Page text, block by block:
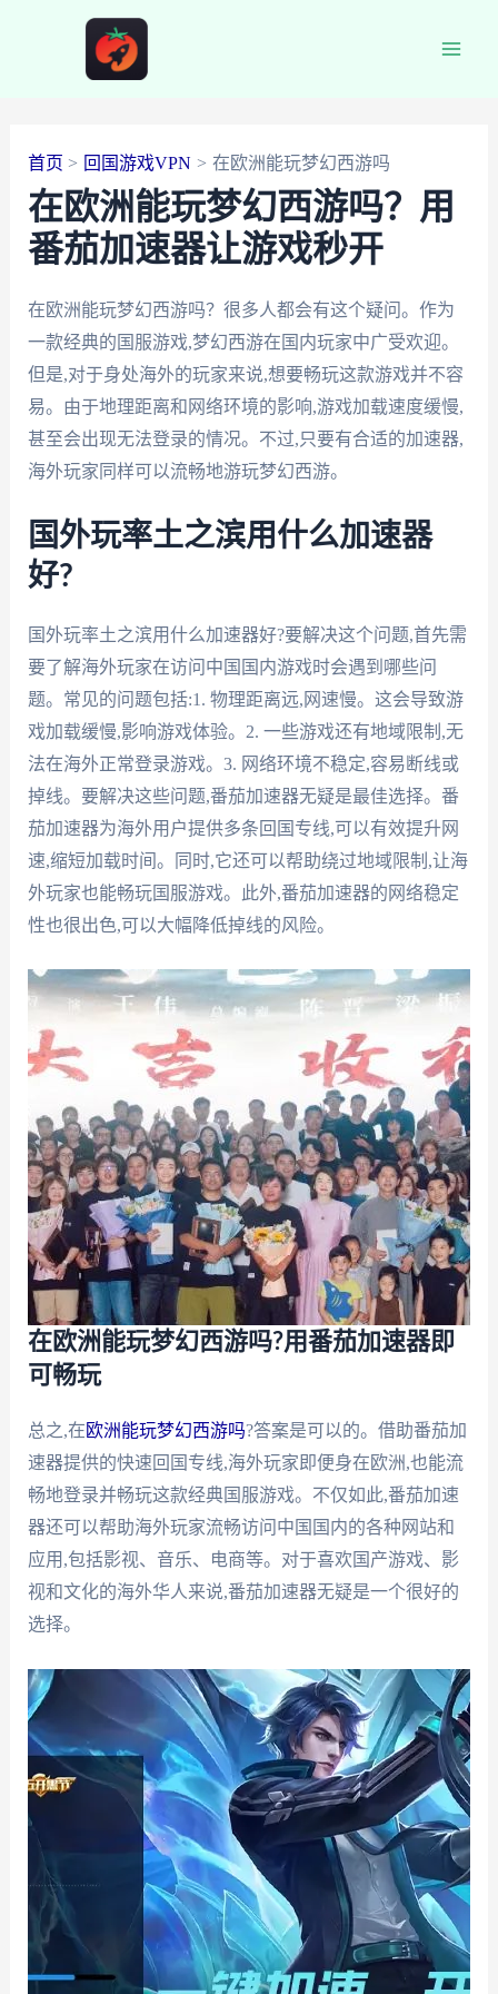
首页 回国游戏VPN 在欧洲能玩梦幻西游吗
在欧洲能玩梦幻西游吗？用
番茄加速器让游戏秒开
在欧洲能玩梦幻西游吗？很多人都会有这个疑问。作为
一款经典的国服游戏,梦幻西游在国内玩家中广受欢迎。
但是,对于身处海外的玩家来说,想要畅玩这款游戏并不容
易。由于地理距离和网络环境的影响,游戏加载速度缓慢,
甚至会出现无法登录的情况。不过,只要有合适的加速器,
海外玩家同样可以流畅地游玩梦幻西游。
国外玩率土之滨用什么加速器
好?
国外玩率土之滨用什么加速器好?要解决这个问题,首先需
要了解海外玩家在访问中国国内游戏时会遇到哪些问
题。常见的问题包括:1. 物理距离远,网速慢。这会导致游
戏加载缓慢,影响游戏体验。2. 一些游戏还有地域限制,无
法在海外正常登录游戏。3. 网络环境不稳定,容易断线或
掉线。要解决这些问题,番茄加速器无疑是最佳选择。番
茄加速器为海外用户提供多条回国专线,可以有效提升网
速,缩短加载时间。同时,它还可以帮助绕过地域限制,让海
外玩家也能畅玩国服游戏。此外,番茄加速器的网络稳定
性也很出色,可以大幅降低掉线的风险。
在欧洲能玩梦幻西游吗?用番茄加速器即
可畅玩
总之,在欧洲能玩梦幻西游吗?答案是可以的。借助番茄加
速器提供的快速回国专线,海外玩家即便身在欧洲,也能流
畅地登录并畅玩这款经典国服游戏。不仅如此,番茄加速
器还可以帮助海外玩家流畅访问中国国内的各种网站和
应用,包括影视、音乐、电商等。对于喜欢国产游戏、影
视和文化的海外华人来说,番茄加速器无疑是一个很好的
选择。